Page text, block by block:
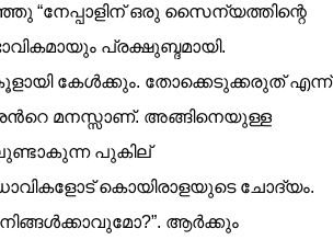
“നേപ്പാളിന് ഒരു സൈന്യത്തിന്റെ
പ്രക്ഷുബ്ദമായി.
കേള്‍ക്കും. തോക്കെടുക്കരുത് എന്ന്
മനസ്സാണ്. അങ്ങിനെയുള്ള
പുകില്
കൊയിരാളയുടെ ചോദ്യം.
ആര്‍ക്കും